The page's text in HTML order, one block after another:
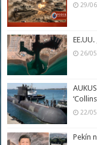
29/
26/
22/
Pekín